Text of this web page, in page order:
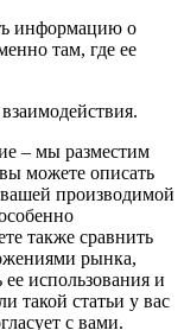
информацию о
там, где ее
– мы разместим
можете описать
производимой
также сравнить
рынка,
ее использования и
такой статьи у вас
с вами.